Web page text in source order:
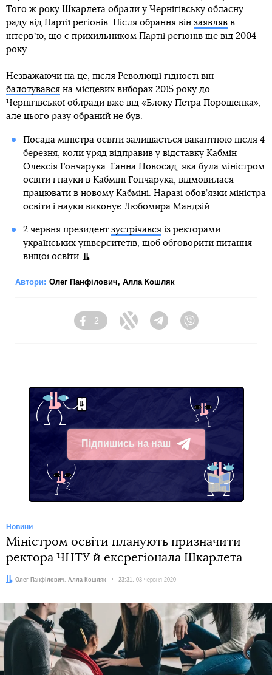
Того ж року Шкарлета обрали у Чернігівську обласну
раду від Партії регіонів. Після обрання він заявляв в
інтервʼю, що є прихильником Партії регіонів ще від 2004
року.
Незважаючи на це, після Революції гідності він
балотувався на місцевих виборах 2015 року до
Чернігівської облради вже від «Блоку Петра Порошенка»,
але цього разу обраний не був.
Посада міністра освіти залишається вакантною після 4
березня, коли уряд відправив у відставку Кабмін
Олексія Гончарука. Ганна Новосад, яка була міністром
освіти і науки в Кабміні Гончарука, відмовилася
працювати в новому Кабміні. Наразі обов’язки міністра
освіти і науки виконує Любомира Мандзій.
2 червня президент зустрічавсяіз ректорами
українських університетів, щоб обговорити питання
вищої освіти.
Автори: Олег Панфілович, Алла Кошляк
Facebook
2
Twitter TelegramViber
Підпишись на наш
Telegram
Новини
Міністром освіти планують призначити
ректора ЧНТУ й ексрегіонала Шкарлета
Автори:
Олег Панфілович Алла Кошляк Дата:
23:31, 03 червня 2020